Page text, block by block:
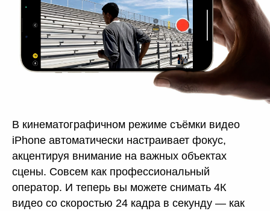
В кинематографичном режиме съёмки видео
iPhone автоматически настраивает фокус,
акцентируя внимание на важных объектах
сцены. Совсем как профессиональный
оператор. И теперь вы можете снимать 4К
видео со скоростью 24 кадра в секунду — как